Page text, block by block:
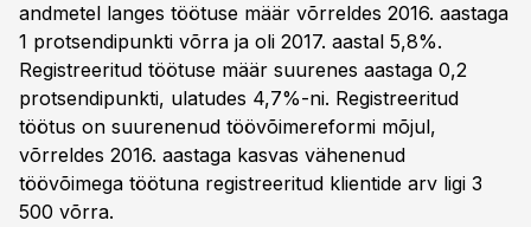
andmetel langes töötuse määr võrreldes 2016. aastaga
1 protsendipunkti võrra ja oli 2017. aastal 5,8%.
Registreeritud töötuse määr suurenes aastaga 0,2
protsendipunkti, ulatudes 4,7%-ni. Registreeritud
töötus on suurenenud töövõime­reformi mõjul,
võrreldes 2016. aastaga kasvas vähenenud
töövõimega töötuna registreeritud klientide arv ligi 3
500 võrra.